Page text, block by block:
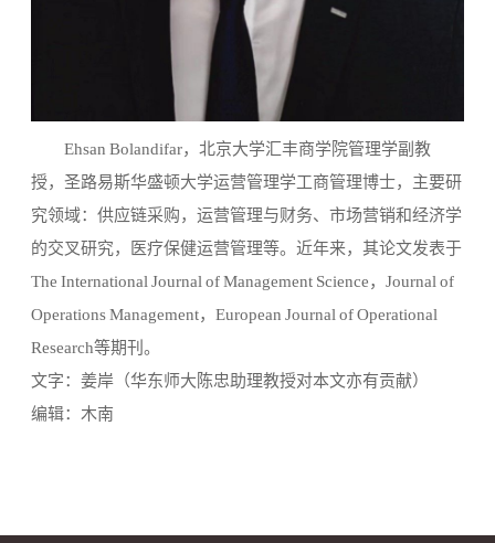
Ehsan Bolandifar，北京大学汇丰商学院管理学副教
授，圣路易斯华盛顿大学运营管理学工商管理博士，主要研
究领域：供应链采购，运营管理与财务、市场营销和经济学
的交叉研究，医疗保健运营管理等。近年来，其论文发表于
The International Journal of Management Science，Journal of
Operations Management，European Journal of Operational
Research等期刊。
文字：姜岸（华东师大陈忠助理教授对本文亦有贡献）
编辑：木南